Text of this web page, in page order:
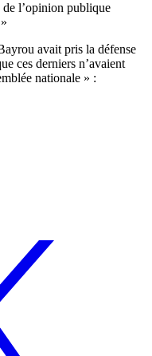
de l’opinion publique
avait pris la défense
ces derniers n’avaient
nationale » :